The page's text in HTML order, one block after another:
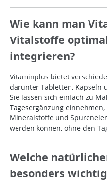
Wie kann man
Vitalstoffe
integrieren?
Vitaminplus bietet
darunter Tabletten, Kapseln
Sie lassen sich einfach zu
Tagesergänzung
Mineralstoffe und
werden können, ohne den
Welche
besonders